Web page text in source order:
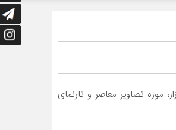
تصاویر معاصر و تارنمای